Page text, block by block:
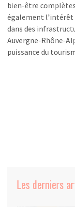
bien-être
également l’intérêt
dans des
Auvergne-Rhône-
puissance du
Les derniers